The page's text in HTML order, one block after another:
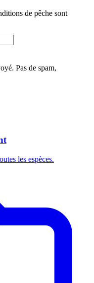
de pêche sont
Pas de spam,
les espèces.